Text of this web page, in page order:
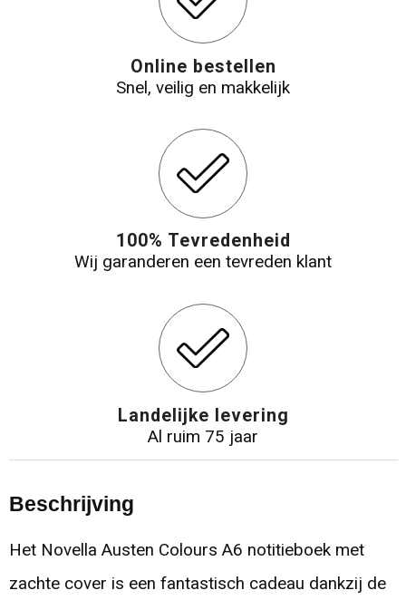
Online bestellen
Snel, veilig en makkelijk
100% Tevredenheid
Wij garanderen een tevreden klant
Landelijke levering
Al ruim 75 jaar
Beschrijving
Het Novella Austen Colours A6 notitieboek met
zachte cover is een fantastisch cadeau dankzij de